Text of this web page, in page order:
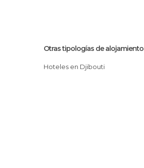
Otras tipologías de alojamiento
Hoteles en Djibouti